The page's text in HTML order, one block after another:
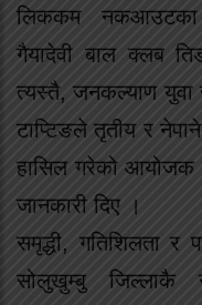
लिककम नकआउटका
गैयादेवी बाल क्लब
त्यस्तै, जनकल्याण युवा
टाप्टिङले तृतीय र
हासिल गरेको आयोजक
जानकारी दिए ।
समृद्धी, गतिशिलता र
सोलुखुम्बु जिल्लाकै